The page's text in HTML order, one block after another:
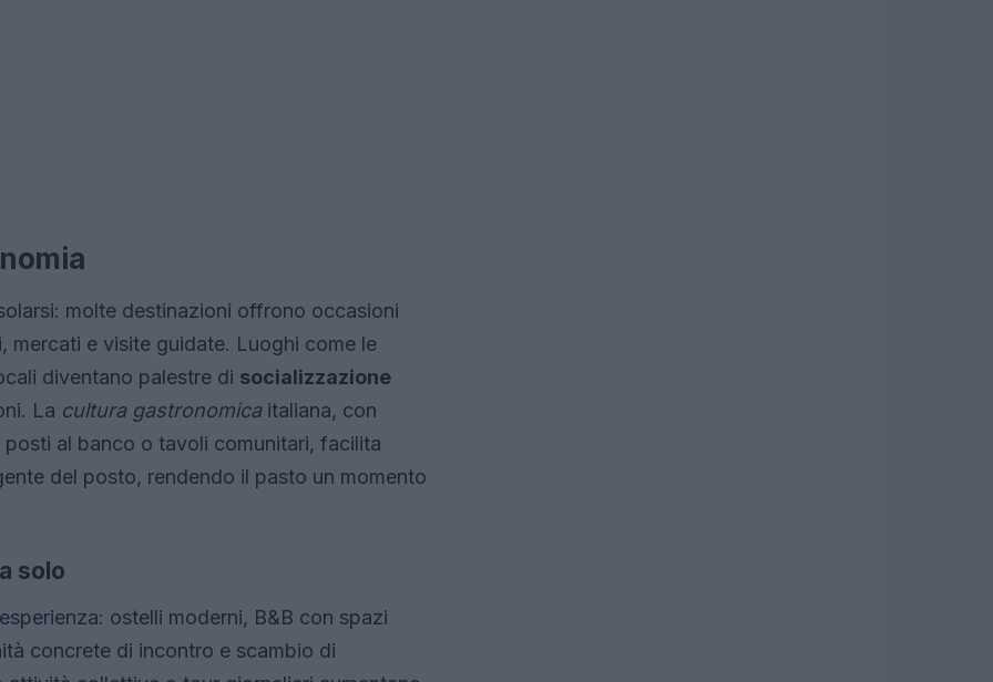
molte destinazioni offrono occasioni
mercati e visite guidate. Luoghi come le
diventano palestre di socializzazione
La cultura gastronomicaitaliana, con
al banco o tavoli comunitari, facilita
del posto, rendendo il pasto un momento
solo
ostelli moderni, B&B con spazi
concrete di incontro e scambio di